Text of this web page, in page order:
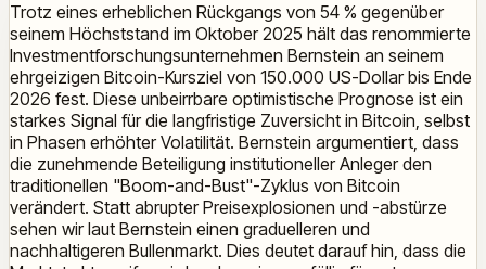
Trotz eines erheblichen Rückgangs von 54 % gegenüber
seinem Höchststand im Oktober 2025 hält das renommierte
Investmentforschungsunternehmen Bernstein an seinem
ehrgeizigen Bitcoin-Kursziel von 150.000 US-Dollar bis Ende
2026 fest. Diese unbeirrbare optimistische Prognose ist ein
starkes Signal für die langfristige Zuversicht in Bitcoin, selbst
in Phasen erhöhter Volatilität. Bernstein argumentiert, dass
die zunehmende Beteiligung institutioneller Anleger den
traditionellen "Boom-and-Bust"-Zyklus von Bitcoin
verändert. Statt abrupter Preisexplosionen und -abstürze
sehen wir laut Bernstein einen graduelleren und
nachhaltigeren Bullenmarkt. Dies deutet darauf hin, dass die